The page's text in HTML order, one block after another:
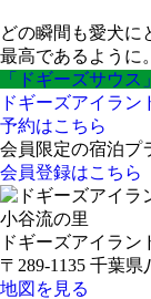
どの瞬間も愛犬に
最高であるように。
「ドギーズサウス
ドギーズアイラン
予約はこちら
会員限定の宿泊プ
会員登録はこちら
小谷流の里
ドギーズアイラン
〒289-1135 千葉
地図を見る